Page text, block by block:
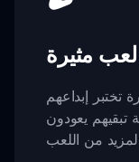
مثيرة
تختبر إبداعهم
تبقيهم يعودون